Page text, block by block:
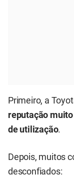
Primeiro, a
reputação
de utilização.
Depois, muitos
desconfiados: